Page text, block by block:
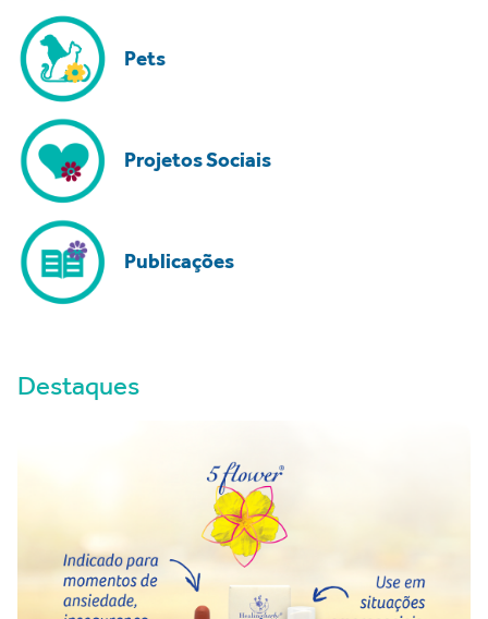
Pets
Projetos Sociais
Publicações
Destaques